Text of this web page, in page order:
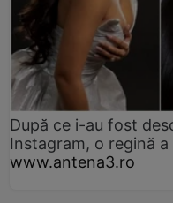
După ce i-au fost
Instagram, o regină
www.antena3.ro